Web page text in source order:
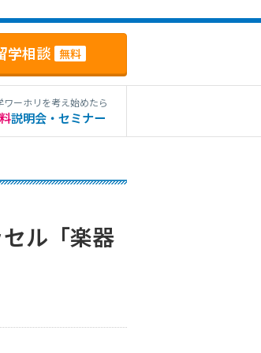
学相談 無料
ワーホリを考え始めたら
説明会・セミナー
ル「楽器